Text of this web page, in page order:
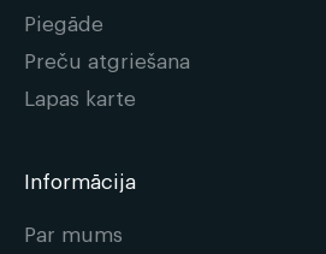
Piegāde
Preču atgriešana
Lapas karte
Informācija
Par mums